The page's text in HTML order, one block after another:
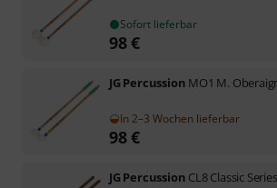
Sofort lieferbar
98€
JG Percussion MO1 M.
In 2–3 Wochen lieferbar
98€
JG Percussion CL8 Classic Series